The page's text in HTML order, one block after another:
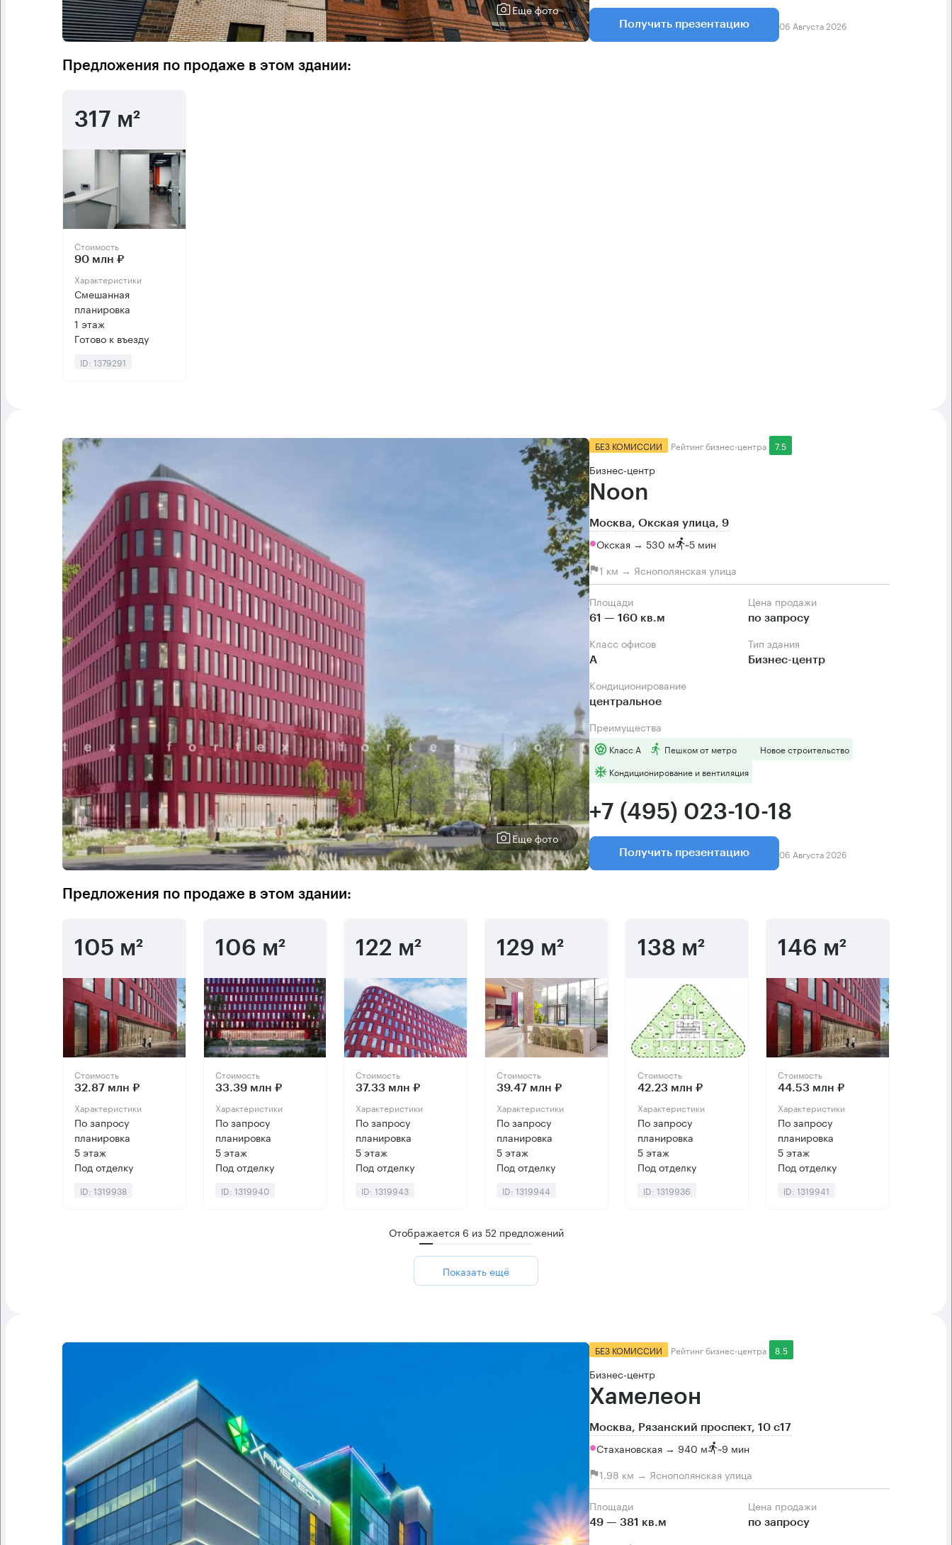
Еще фото
Получить презентацию 06 Августа 2026
Предложения по продаже в этом здании:
317 м²
Стоимость
90 млн ₽
Характеристики
Смешанная
планировка
1 этаж
Готово к въезду
ID: 1379291
Еще фото
БЕЗ КОМИССИИ Рейтинг бизнес-центра 7.5
Бизнес-центр
Noon
Москва, Окская улица, 9
Окская → 530 м ~5 мин
1 км → Яснополянская улица
Площади
61 — 160 кв.м
Цена продажи
по запросу
Класс офисов
А
Тип здания
Бизнес-центр
Кондиционирование
центральное
Преимущества
Класс А Пешком от метро
Новое строительство
Кондиционирование и вентиляция
+7 (495) 023-10-18
Получить презентацию 06 Августа 2026
Предложения по продаже в этом здании:
105 м²
Стоимость
32.87 млн ₽
Характеристики
По запросу
планировка
5 этаж
Под отделку
ID: 1319938
106 м²
Стоимость
33.39 млн ₽
Характеристики
По запросу
планировка
5 этаж
Под отделку
ID: 1319940
122 м²
Стоимость
37.33 млн ₽
Характеристики
По запросу
планировка
5 этаж
Под отделку
ID: 1319943
129 м²
Стоимость
39.47 млн ₽
Характеристики
По запросу
планировка
5 этаж
Под отделку
ID: 1319944
138 м²
Стоимость
42.23 млн ₽
Характеристики
По запросу
планировка
5 этаж
Под отделку
ID: 1319936
146 м²
Стоимость
44.53 млн ₽
Характеристики
По запросу
планировка
5 этаж
Под отделку
ID: 1319941
Отображается 6 из52 предложений
Показать ещё
БЕЗ КОМИССИИ Рейтинг бизнес-центра 8.5
Бизнес-центр
Хамелеон
Москва, Рязанский проспект, 10 с17
Стахановская → 940 м ~9 мин
1.98 км → Яснополянская улица
Площади
49 — 381 кв.м
Цена продажи
по запросу